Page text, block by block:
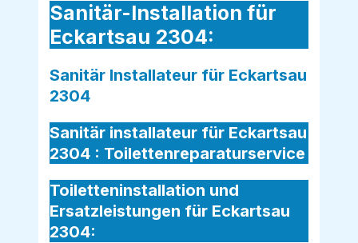
Sanitär-Installation für
Eckartsau 2304:
Sanitär Installateur für Eckartsau
2304
Sanitär installateur für Eckartsau
2304 : Toilettenreparaturservice
Toiletteninstallation und
Ersatzleistungen für Eckartsau
2304: